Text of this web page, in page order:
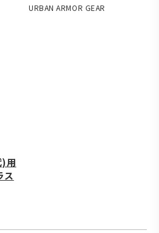
URBAN ARMOR GEAR
用
ス